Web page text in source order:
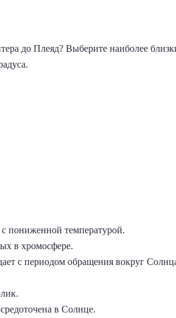
до Плеяд? Выберите наиболее
пониженной температурой.
в хромосфере.
с периодом обращения вокруг
в Солнце.